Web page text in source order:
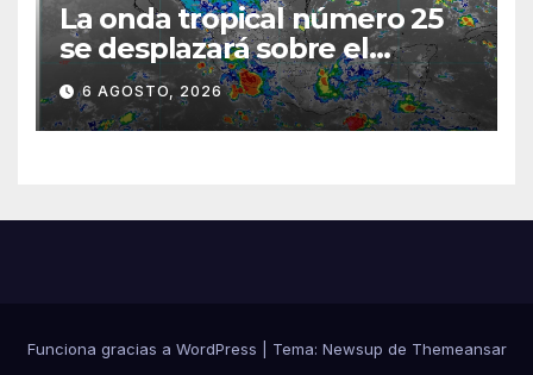
La onda tropical número 25
se desplazará sobre el
sureste mexicano
6 AGOSTO, 2026
Funciona gracias a WordPress Tema: Newsup de Themeansar